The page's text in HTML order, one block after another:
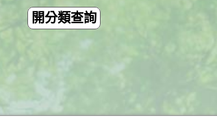
開分類查詢